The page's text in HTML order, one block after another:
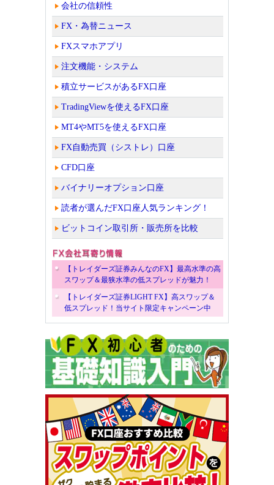
会社の信頼性
FX・為替ニュース
FXスマホアプリ
注文機能・システム
積立サービスがあるFX口座
TradingViewを使えるFX口座
MT4やMT5を使えるFX口座
FX自動売買（シストレ）口座
CFD口座
バイナリーオプション口座
読者が選んだFX口座人気ランキング！
ビットコイン取引所・販売所を比較
【トレイダーズ証券みんなのFX】最高水準の高
スワップ＆最狭水準の低スプレッドが魅力！
【トレイダーズ証券LIGHT FX】高スワップ＆
低スプレッド！当サイト限定キャンペーン中